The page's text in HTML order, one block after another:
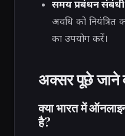
समय प्रबंधन
अवधि को
का उपयोग करें।
अक्सर पूछे जाने
क्या भारत में
है?